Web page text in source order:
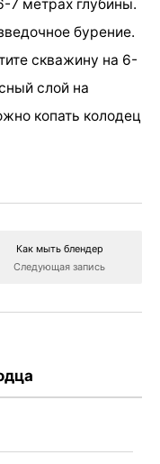
7 метрах глубины.
бурение.
скважину на 6-
слой на
копать колодец
Как мыть блендер
Следующая запись